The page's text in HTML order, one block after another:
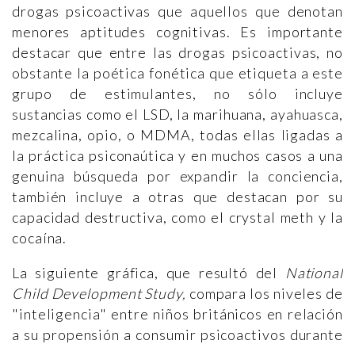
drogas psicoactivas que aquellos que denotan
menores aptitudes cognitivas. Es importante
destacar que entre las drogas psicoactivas, no
obstante la poética fonética que etiqueta a este
grupo de estimulantes, no sólo incluye
sustancias como el LSD, la marihuana, ayahuasca,
mezcalina, opio, o MDMA, todas ellas ligadas a
la práctica psiconaútica y en muchos casos a una
genuina búsqueda por expandir la conciencia,
también incluye a otras que destacan por su
capacidad destructiva, como el crystal meth y la
cocaína.
La siguiente gráfica, que resultó del
National
Child Development Study, compara los niveles de
"inteligencia" entre niños británicos en relación
a su propensión a consumir psicoactivos durante